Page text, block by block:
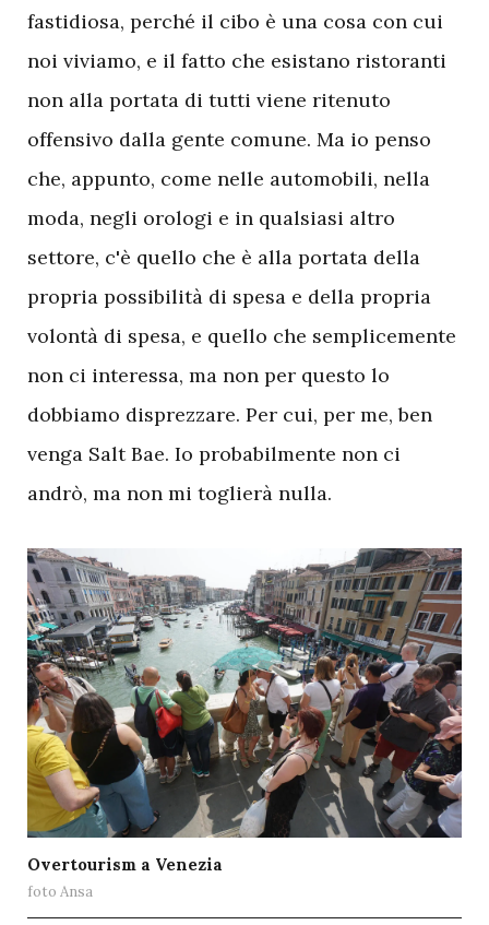
fastidiosa, perché il cibo è una cosa con cui
noi viviamo, e il fatto che esistano ristoranti
non alla portata di tutti viene ritenuto
offensivo dalla gente comune. Ma io penso
che, appunto, come nelle automobili, nella
moda, negli orologi e in qualsiasi altro
settore, c'è quello che è alla portata della
propria possibilità di spesa e della propria
volontà di spesa, e quello che semplicemente
non ci interessa, ma non per questo lo
dobbiamo disprezzare. Per cui, per me, ben
venga Salt Bae. Io probabilmente non ci
andrò, ma non mi toglierà nulla.
Overtourism a Venezia
foto Ansa